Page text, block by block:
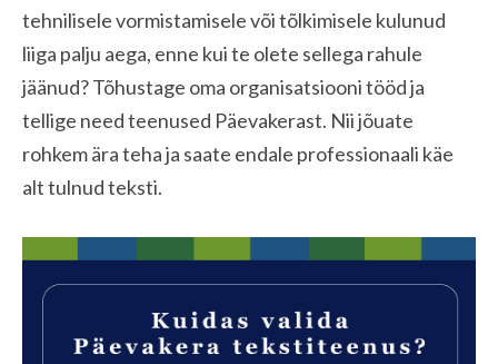
tehnilisele vormistamisele või tõlkimisele kulunud
liiga palju aega, enne kui te olete sellega rahule
jäänud? Tõhustage oma organisatsiooni tööd ja
tellige need teenused Päevakerast. Nii jõuate
rohkem ära teha ja saate endale professionaali käe
alt tulnud teksti.